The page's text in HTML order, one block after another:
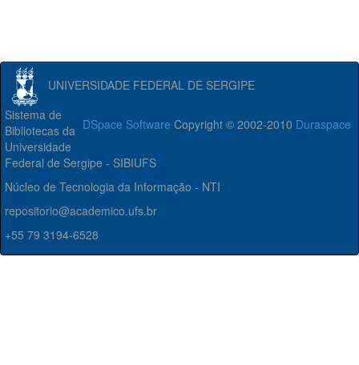
UNIVERSIDADE FEDERAL DE SERGIPE
DSpace Software Copyright © 2002-2010 Duraspace
Sistema de
Bibliotecas da
Universidade
Federal de Sergipe - SIBIUFS
Núcleo de Tecnologia da Informação - NTI
repositorio@academico.ufs.br
+55 79 3194-6528